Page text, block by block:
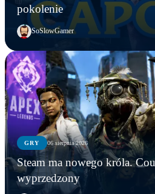
pokolenie
SoSlowGamer
GRY 06 sierpnia 2026
Steam ma nowego króla.
wyprzedzony